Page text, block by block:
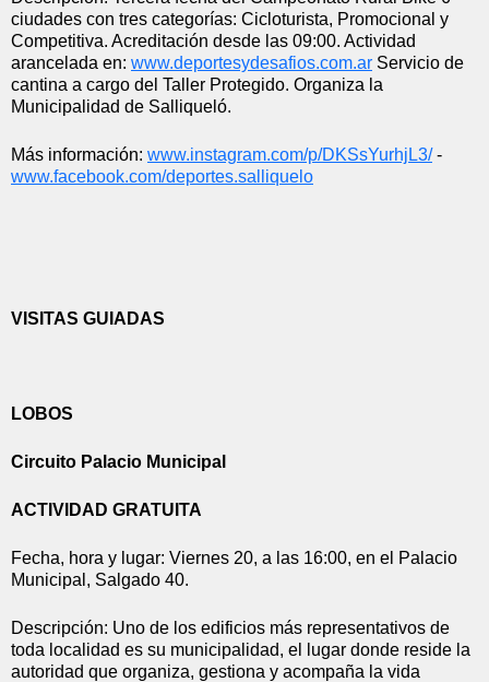
ciudades con tres categorías: Cicloturista, Promocional y
Competitiva. Acreditación desde las 09:00. Actividad
arancelada en: www.deportesydesafios.com.ar Servicio de
cantina a cargo del Taller Protegido. Organiza la
Municipalidad de Salliqueló.
Más información: www.instagram.com/p/DKSsYurhjL3/
www.facebook.com/deportes.salliquelo
VISITAS GUIADAS
LOBOS
Circuito Palacio Municipal
ACTIVIDAD GRATUITA
Fecha, hora y lugar: Viernes 20, a las 16:00, en el Palacio
Municipal, Salgado 40.
Descripción: Uno de los edificios más representativos de
toda localidad es su municipalidad, el lugar donde reside la
autoridad que organiza, gestiona y acompaña la vida